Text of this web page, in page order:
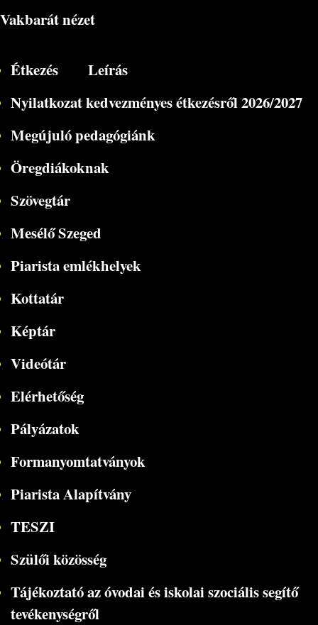
Vakbarát nézet
Étkezés
Leírás
Nyilatkozat kedvezményes étkezésről 2026/2027
Megújuló pedagógiánk
Öregdiákoknak
Szövegtár
Mesélő Szeged
Piarista emlékhelyek
Kottatár
Képtár
Videótár
Elérhetőség
Pályázatok
Formanyomtatványok
Piarista Alapítvány
TESZI
Szülői közösség
Tájékoztató az óvodai és iskolai szociális segítő
tevékenységről